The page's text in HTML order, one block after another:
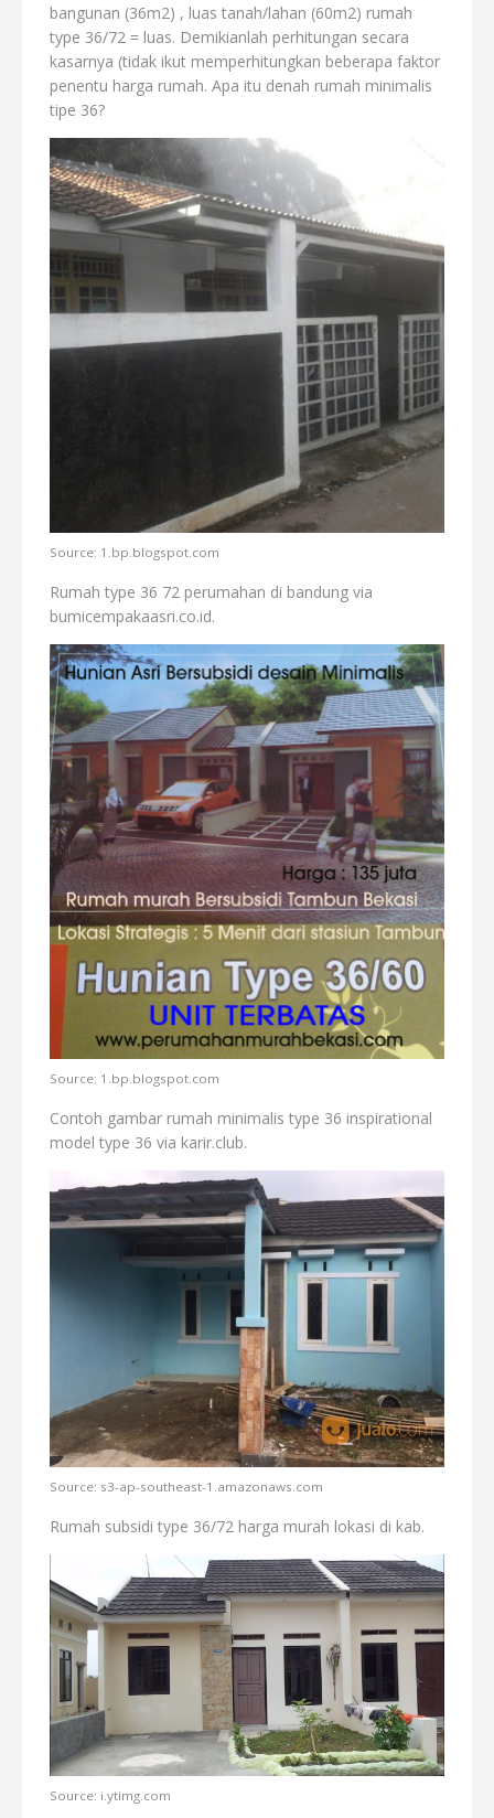
bangunan (36m2) , luas tanah/lahan (60m2) rumah
type 36/72 = luas. Demikianlah perhitungan secara
kasarnya (tidak ikut memperhitungkan beberapa faktor
penentu harga rumah. Apa itu denah rumah minimalis
tipe 36?
Source: 1.bp.blogspot.com
Rumah type 36 72 perumahan di bandung via
bumicempakaasri.co.id.
Source: 1.bp.blogspot.com
Contoh gambar rumah minimalis type 36 inspirational
model type 36 via karir.club.
Source: s3-ap-southeast-1.amazonaws.com
Rumah subsidi type 36/72 harga murah lokasi di kab.
Source: i.ytimg.com